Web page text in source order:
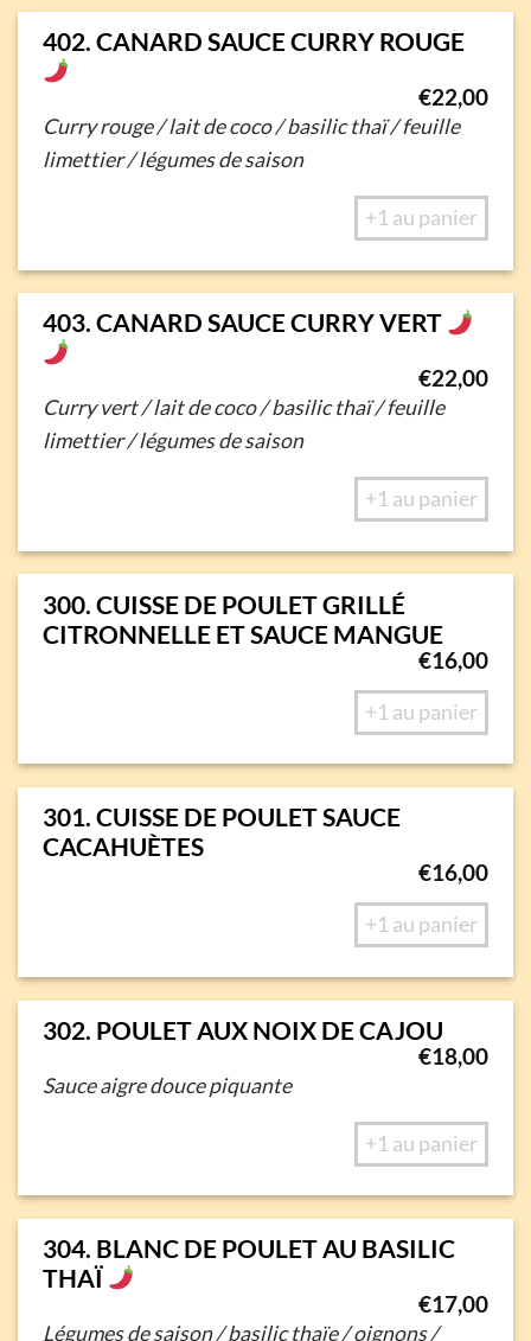
402. CANARD SAUCE CURRY ROUGE
€22,00
Curry rouge / lait de coco / basilic thaï /feuille
limettier / légumes de saison
+1 au panier
403. CANARD SAUCE CURRY VERT
€22,00
Curry vert/ lait de coco / basilic thaï /feuille
limettier / légumes de saison
+1 au panier
300. CUISSE DE POULET GRILLÉ
CITRONNELLE ET SAUCE MANGUE
€16,00
+1 au panier
301. CUISSE DE POULET SAUCE
CACAHUÈTES
€16,00
+1 au panier
302. POULET AUX NOIX DE CAJOU
€18,00
Sauce aigre douce piquante
+1 au panier
304. BLANC DE POULET AU BASILIC
THAÏ
€17,00
Légumes de saison / basilic thaïe / oignons /